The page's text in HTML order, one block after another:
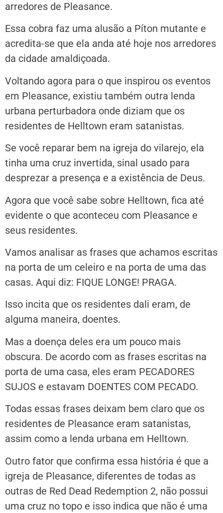
arredores de Pleasance.
Essa cobra faz uma alusão a Píton mutante e
acredita-se que ela anda até hoje nos arredores
da cidade amaldiçoada.
Voltando agora para o que inspirou os eventos
em Pleasance, existiu também outra lenda
urbana perturbadora onde diziam que os
residentes de Helltown eram satanistas.
Se você reparar bem na igreja do vilarejo, ela
tinha uma cruz invertida, sinal usado para
desprezar a presença e a existência de Deus.
Agora que você sabe sobre Helltown, fica até
evidente o que aconteceu com Pleasance e
seus residentes.
Vamos analisar as frases que achamos escritas
na porta de um celeiro e na porta de uma das
casas. Aqui diz: FIQUE LONGE! PRAGA.
Isso incita que os residentes dali eram, de
alguma maneira, doentes.
Mas a doença deles era um pouco mais
obscura. De acordo com as frases escritas na
porta de uma casa, eles eram PECADORES
SUJOS e estavam DOENTES COM PECADO.
Todas essas frases deixam bem claro que os
residentes de Pleasance eram satanistas,
assim como a lenda urbana em Helltown.
Outro fator que confirma essa história é que a
igreja de Pleasance, diferentes de todas as
outras de Red Dead Redemption 2, não possui
uma cruz no topo e isso indica que não é uma